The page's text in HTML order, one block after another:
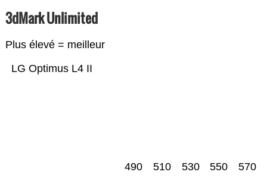
3dMark Unlimited
Plus élevé = meilleur
LG Optimus L4 II
490 510 530 550 570